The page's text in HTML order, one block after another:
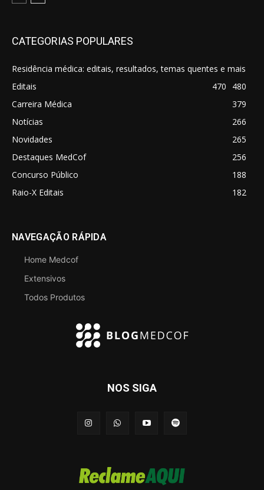
CATEGORIAS POPULARES
Residência médica: editais, resultados, temas quentes e mais
480
Editais
470
Carreira Médica
379
Notícias
266
Novidades
265
Destaques MedCof
256
Concurso Público
188
Raio-X Editais
182
NAVEGAÇÃO RÁPIDA
Home Medcof
Extensivos
Todos Produtos
NOS SIGA